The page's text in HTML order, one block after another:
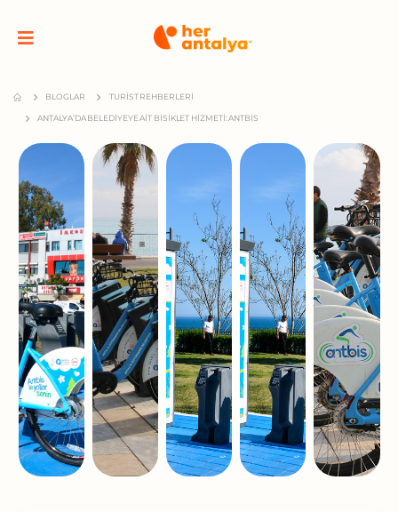
BLOGLAR TURIST REHBERLERI
ANTALYA’DA BELEDIYEYE AIT BISIKLET HIZMETI: ANTBİS